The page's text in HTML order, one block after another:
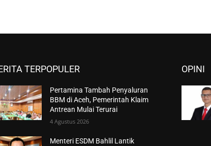
TERPOPULER
Pertamina Tambah Penyaluran
BBM di Aceh, Pemerintah Klaim
Antrean Mulai Terurai
4 Agustus 2026
Menteri ESDM Bahlil Lantik
OPINI